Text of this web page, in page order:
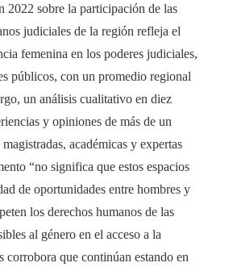
2022 sobre la participación de las
judiciales de la región refleja el
femenina en los poderes judiciales,
públicos, con un promedio regional
un análisis cualitativo en diez
y opiniones de más de un
académicas y expertas
“no significa que estos espacios
de oportunidades entre hombres y
los derechos humanos de las
al género en el acceso a la
corrobora que continúan estando en